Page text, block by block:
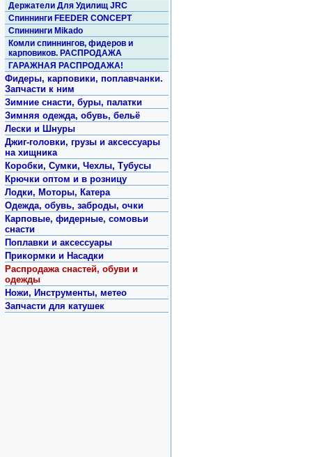
Держатели Для Удилищ JRC
Спиннинги FEEDER CONCEPT
Спиннинги Mikado
Комли спиннингов, фидеров и
карповиков. РАСПРОДАЖА
ГАРАЖНАЯ РАСПРОДАЖА!
Фидеры, карповики, поплавчанки.
Запчасти к ним
Зимние снасти, буры, палатки
Зимняя одежда, обувь, бельё
Лески и Шнуры
Джиг-головки, грузы и аксессуары
на хищника
Коробки, Сумки, Чехлы, Тубусы
Крючки оптом и в розницу
Лодки, Моторы, Катера
Одежда, обувь, заброды, очки
Карповые, фидерные, сомовьи
снасти
Поплавки и аксессуары
Прикормки и Насадки
Распродажа снастей, обуви и
одежды
Ножи, Инструменты, метео
Запчасти для катушек